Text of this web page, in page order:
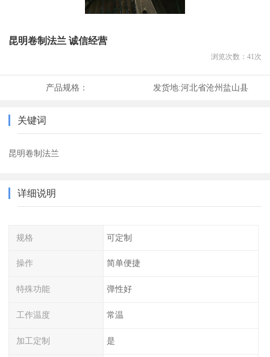
昆明卷制法兰 诚信经营
浏览次数： 41 次
产品规格： 发货地:河北省沧州盐山县
关键词
昆明卷制法兰
详细说明
规格 可定制
操作 简单便捷
特殊功能 弹性好
工作温度 常温
加工定制 是